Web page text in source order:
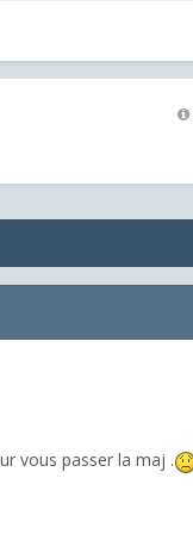
vous passer la maj .